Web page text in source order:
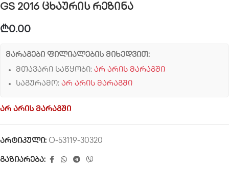
GS 2016 ცხაურის რეზინა
₾0.00
მარაგები ფილიალების მიხედვით:
მთავარი საწყობი: არ არის მარაგში
საგურამო: არ არის მარაგში
არ არის მარაგში
არტიკული: O-53119-30320
გაზიარება: